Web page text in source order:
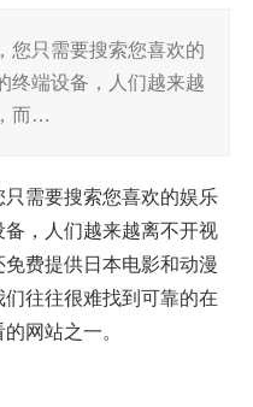
您只需要搜索您喜欢的
终端设备，人们越来越
而…
需要搜索您喜欢的娱乐
，人们越来越离不开视
费提供日本电影和动漫
往往很难找到可靠的在
网站之一。